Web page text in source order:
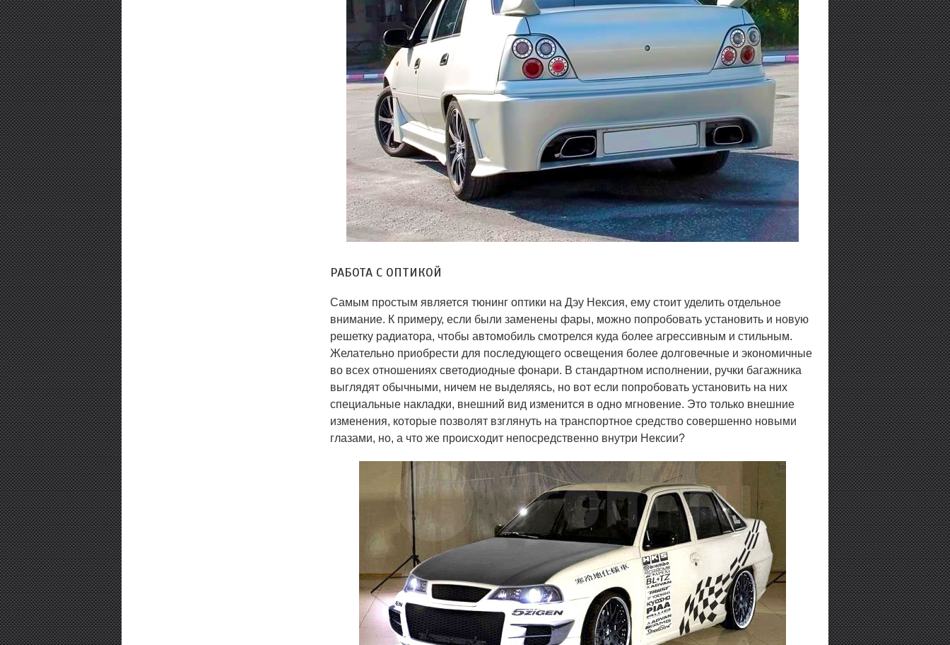
РАБОТА С ОПТИКОЙ
Самым простым является тюнинг оптики на Дэу Нексия, ему стоит уделить отдельное
внимание. К примеру, если были заменены фары, можно попробовать установить и новую
решетку радиатора, чтобы автомобиль смотрелся куда более агрессивным и стильным.
Желательно приобрести для последующего освещения более долговечные и экономичные
во всех отношениях светодиодные фонари. В стандартном исполнении, ручки багажника
выглядят обычными, ничем не выделяясь, но вот если попробовать установить на них
специальные накладки, внешний вид изменится в одно мгновение. Это только внешние
изменения, которые позволят взглянуть на транспортное средство совершенно новыми
глазами, но, а что же происходит непосредственно внутри Нексии?